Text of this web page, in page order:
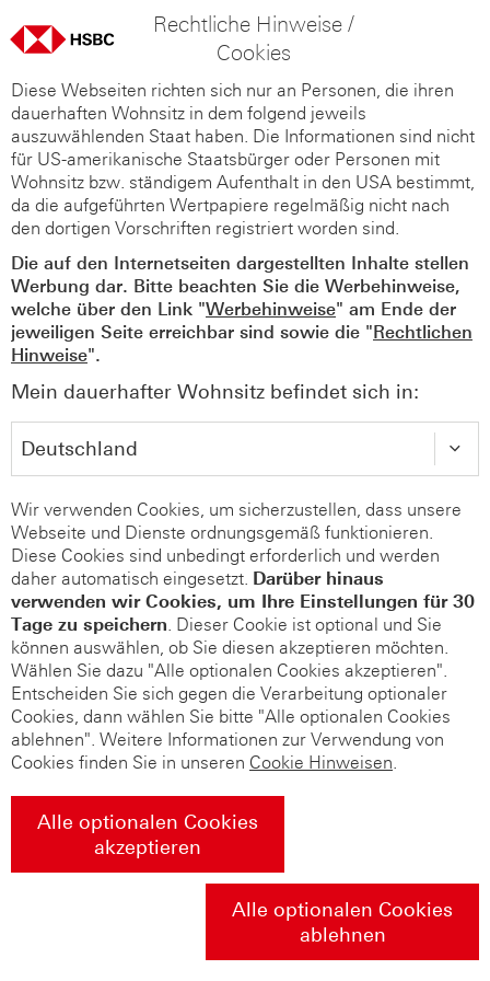
Rechtliche Hinweise /
Cookies
Diese Webseiten richten sich nur an Personen, die ihren
dauerhaften Wohnsitz in dem folgend jeweils
auszuwählenden Staat haben. Die Informationen sind nicht
für US-amerikanische Staatsbürger oder Personen mit
Wohnsitz bzw. ständigem Aufenthalt in den USA bestimmt,
da die aufgeführten Wertpapiere regelmäßig nicht nach
den dortigen Vorschriften registriert worden sind.
Die auf den Internetseiten dargestellten Inhalte stellen
Werbung dar. Bitte beachten Sie die Werbehinweise,
welche über den Link "Werbehinweise" am Ende der
jeweiligen Seite erreichbar sind sowie die "Rechtlichen
Hinweise".
Mein dauerhafter Wohnsitz befindet sich in:
Wir verwenden Cookies, um sicherzustellen, dass unsere
Webseite und Dienste ordnungsgemäß funktionieren.
Diese Cookies sind unbedingt erforderlich und werden
daher automatisch eingesetzt. Darüber hinaus
verwenden wir Cookies, um Ihre Einstellungen für 30
Tage zu speichern. Dieser Cookie ist optional und Sie
können auswählen, ob Sie diesen akzeptieren möchten.
Wählen Sie dazu "Alle optionalen Cookies akzeptieren".
Entscheiden Sie sich gegen die Verarbeitung optionaler
Cookies, dann wählen Sie bitte "Alle optionalen Cookies
ablehnen". Weitere Informationen zur Verwendung von
Cookies finden Sie in unseren Cookie Hinweisen.
Alle optionalen Cookies
akzeptieren
Alle optionalen Cookies
ablehnen